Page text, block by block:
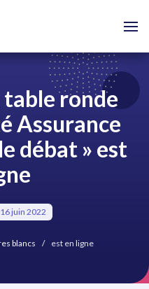
table ronde
Assurance
débat » est
16 juin 2022
blancs est en ligne